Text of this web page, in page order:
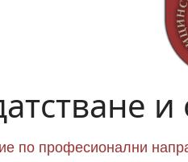
по професионални